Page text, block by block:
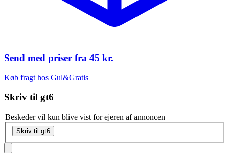
Send med priser fra 45 kr.
Køb fragt hos Gul&Gratis
Skriv til gt6
Beskeder vil kun blive vist for ejeren af annoncen
Skriv til gt6